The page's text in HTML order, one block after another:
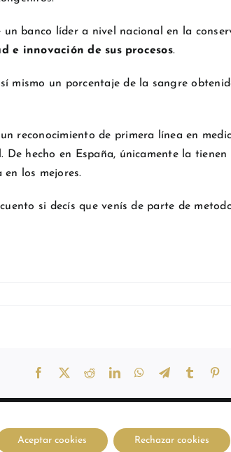
banco líder a nivel nacional en la
e innovación de sus procesos.
mismo un porcentaje de la sangre
reconocimiento de primera línea en
hecho en España, únicamente la tienen
los mejores.
si decís que venís de parte de
Facebook
X RedditLinkedInWhatsApp
TelegramTumblr
Aceptar cookies Rechazar cookies